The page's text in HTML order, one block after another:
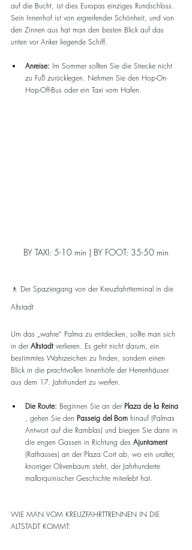
auf die Bucht, ist dies Europas einziges Rundschloss.
Sein Innenhof ist von ergreifender Schönheit, und von
den Zinnen aus hat man den besten Blick auf das
unten vor Anker liegende Schiff.
Anreise: Im Sommer sollten Sie die Strecke nicht
zu Fuß zurücklegen. Nehmen Sie den Hop-On-
Hop-Off-Bus oder ein Taxi vom Hafen.
BY TAXI: 5-10 min | BY FOOT: 35-50 min
🚶 Der Spaziergang von der Kreuzfahrtterminal in die
Altstadt
Um das „wahre“ Palma zu entdecken, sollte man sich
in der Altstadt verlieren. Es geht nicht darum, ein
bestimmtes Wahrzeichen zu finden, sondern einen
Blick in die prachtvollen Innenhöfe der Herrenhäuser
aus dem 17. Jahrhundert zu werfen.
Die Route: Beginnen Sie an der Plaza de la Reina
, gehen Sie den Passeig del Born hinauf (Palmas
Antwort auf die Ramblas) und biegen Sie dann in
die engen Gassen in Richtung des Ajuntament
(Rathauses) an der Plaza Cort ab, wo ein uralter,
knorriger Olivenbaum steht, der Jahrhunderte
mallorquinischer Geschichte miterlebt hat.
WIE MAN VOM KREUZFAHRTTRENNEN IN DIE
ALTSTADT KOMMT: